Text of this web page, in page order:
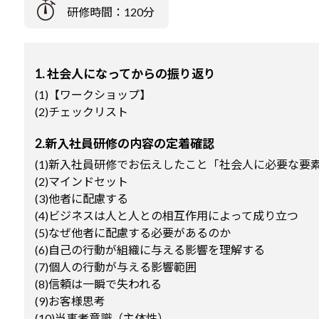
研修時間：120分
1. 社会人になってからの振り返り
(1)【ワークショップ】
(2)チェックリスト
2.新入社員研修の内容の定着確認
(1)新入社員研修でお伝えしたこと「社会人に必要な要
(2)マインドセット
(3)他者に配慮する
(4)ビジネスは人と人との相互作用によって成り立つ
(5)なぜ他者に配慮する必要があるのか
(6)自己の行動が組織に与える影響を理解する
(7)個人の行動が与える影響範囲
(8)信頼は一瞬で失われる
(9)お客様思考